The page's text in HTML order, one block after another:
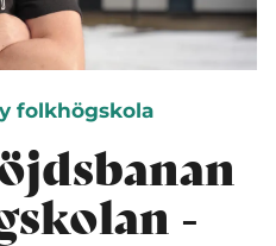
folkhögskola
-